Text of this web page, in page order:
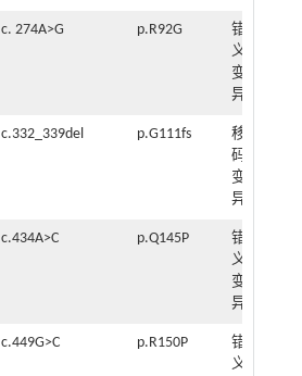
c. 274A>G p.R92G
错
义
变
异
c.332_339del p.G111fs
移
码
变
异
c.434A>C p.Q145P
错
义
变
异
c.449G>C p.R150P
错
义